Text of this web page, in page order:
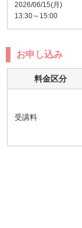
2026/06/15(月)
13:30～15:00
お申し込み
料金区分
受講料